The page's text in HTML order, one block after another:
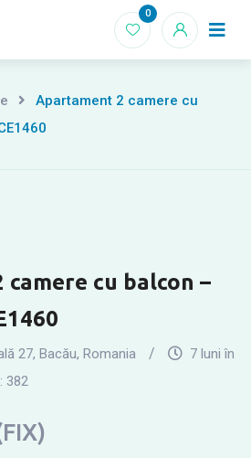
Acasă
0
Apartament 2 camere cu
cu balcon –
27, Bacău, Romania
7 luni în
382